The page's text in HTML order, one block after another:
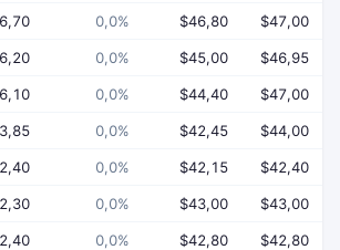
0,0% $46,80 $47,00
0,0% $45,00 $46,95
0,0% $44,40 $47,00
0,0% $42,45 $44,00
0,0% $42,15 $42,40
0,0% $43,00 $43,00
0,0% $42,80 $42,80